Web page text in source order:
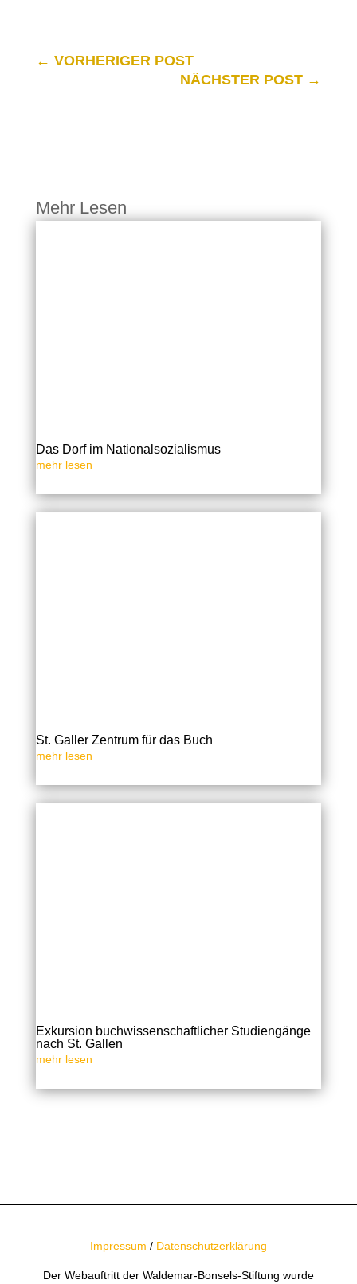
← VORHERIGER POST
NÄCHSTER POST →
Mehr Lesen
Das Dorf im Nationalsozialismus
mehr lesen
St. Galler Zentrum für das Buch
mehr lesen
Exkursion buchwissenschaftlicher Studiengänge
nach St. Gallen
mehr lesen
Impressum / Datenschutzerklärung
Der Webauftritt der Waldemar-Bonsels-Stiftung wurde